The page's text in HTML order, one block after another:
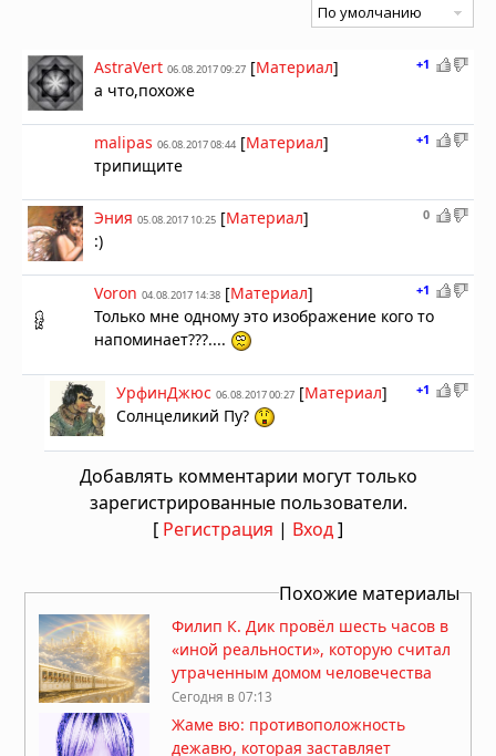
+1
AstraVert 06.08.2017 09:27 [Материал]
а что,похоже
+1
malipas 06.08.2017 08:44 [Материал]
трипищите
0
Эния 05.08.2017 10:25 [Материал]
:)
+1
Voron 04.08.2017 14:38 [Материал]
Только мне одному это изображение кого то
напоминает???....
+1
УрфинДжюс 06.08.2017 00:27 [Материал]
Солнцеликий Пу?
Добавлять комментарии могут только
зарегистрированные пользователи.
[ Регистрация | Вход]
Похожие материалы
Филип К. Дик провёл шесть часов в
«иной реальности», которую считал
утраченным домом человечества
Сегодня в 07:13
Жаме вю: противоположность
дежавю, которая заставляет